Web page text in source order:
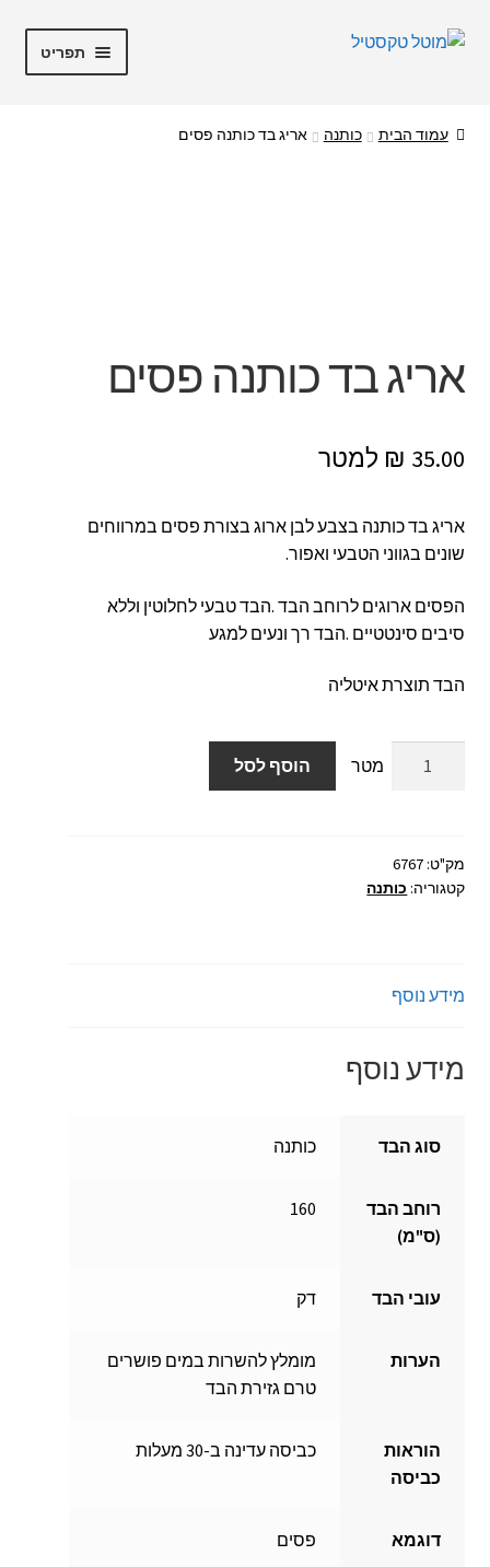
דלג
לדלג
תפריט
אודות
עמוד הבית כותנה אריג בד כותנה פסים
אריג בד כותנה פסים
35.00
₪
אריג בד כותנה בצבע לבן ארוג בצורת פסים במרווחים
שונים בגווני הטבעי ואפור.
הפסים ארוגים לרוחב הבד .הבד טבעי לחלוטין וללא
סיבים סינטטיים .הבד רך ונעים למגע
הבד תוצרת איטליה
כותנה
פסים
הוסף לסל
מק"ט: 6767
קטגוריה: כותנה
מידע נוסף
מידע נוסף
סוג הבד כותנה
רוחב הבד
(ס"מ)
160
עובי הבד דק
הערות
מומלץ להשרות במים פושרים
טרם גזירת הבד
הוראות
כביסה
כביסה עדינה ב-30 מעלות
דוגמא פסים